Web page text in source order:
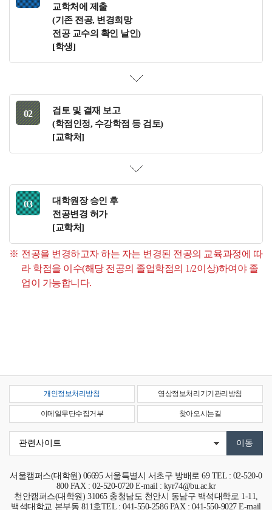
교학처에 제출
(기존 전공, 변경희망
전공 교수의 확인 날인)
[학생]
검토 및 결재 보고
(학점인정, 수강학점 등 검토)
[교학처]
대학원장 승인 후
전공변경 허가
[교학처]
전공을 변경하고자 하는 자는 변경된 전공의 교육과정에 따
라 학점을 이수(해당 전공의 졸업학점의 1/2이상)하여야 졸
업이 가능합니다.
개인정보처리방침 영상정보처리기기관리방침
이메일무단수집거부 찾아오시는길
서울캠퍼스(대학원) 06695 서울특별시 서초구 방배로 69 TEL : 02-520-0
800 FAX : 02-520-0720 E-mail : kyr74@bu.ac.kr
천안캠퍼스(대학원) 31065 충청남도 천안시 동남구 백석대학로 1-11,
백석대학교 본부동 811호TEL : 041-550-2586 FAX : 041-550-9027 E-mail